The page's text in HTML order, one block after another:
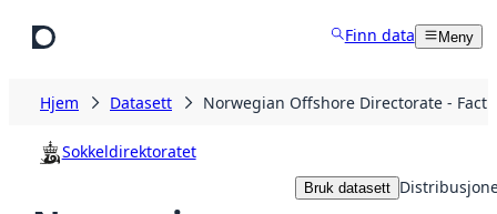
Finn data Meny
Hjem Datasett Norwegian Offshore Directorate -
Sokkeldirektoratet
Bruk datasett